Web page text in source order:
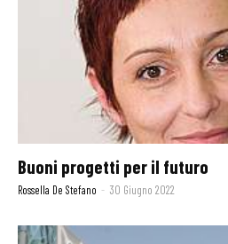
Buoni progetti per il futuro
Rossella De Stefano - 30 Giugno 2022